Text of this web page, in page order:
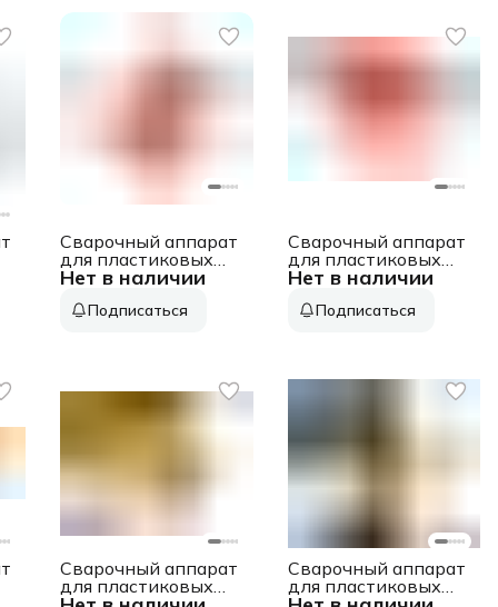
Нет в наличии
Сварочный аппарат
для пластиковых
труб Patriot PW 100
Тмакс.:300
Подписаться
Нет в наличии
Сварочный аппарат
для пластиковых
труб Elitech СПТ
Тмакс.:300
Подписаться
Сварочный аппарат
для пластиковых
Сварочный аппарат
для пластиковых